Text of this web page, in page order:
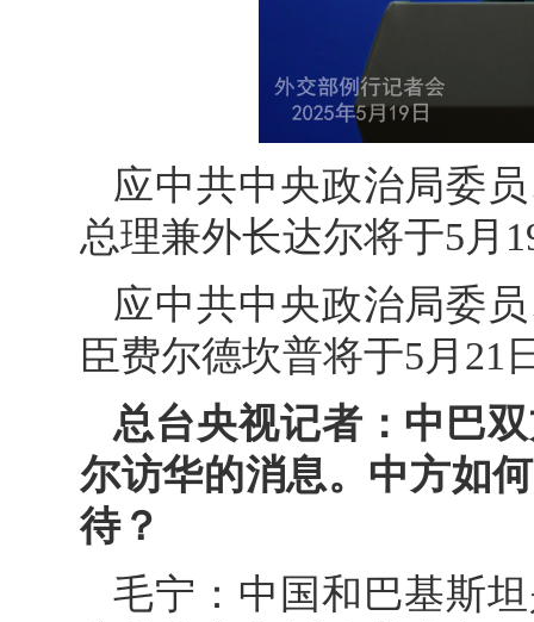
应中共中央政治局委
总理兼外长达尔将于5月
应中共中央政治局委
臣费尔德坎普将于5月21
总台央视记者：中巴
尔访华的消息。中方如
待？
毛宁：中国和巴基斯